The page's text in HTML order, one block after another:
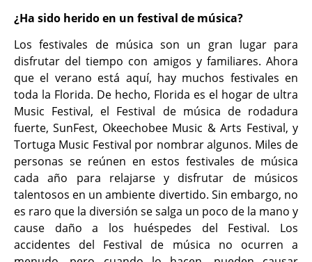
¿Ha sido herido en un festival de música?
Los festivales de música son un gran lugar para
disfrutar del tiempo con amigos y familiares. Ahora
que el verano está aquí, hay muchos festivales en
toda la Florida. De hecho, Florida es el hogar de ultra
Music Festival, el Festival de música de rodadura
fuerte, SunFest, Okeechobee Music & Arts Festival, y
Tortuga Music Festival por nombrar algunos. Miles de
personas se reúnen en estos festivales de música
cada año para relajarse y disfrutar de músicos
talentosos en un ambiente divertido. Sin embargo, no
es raro que la diversión se salga un poco de la mano y
cause daño a los huéspedes del Festival. Los
accidentes del Festival de música no ocurren a